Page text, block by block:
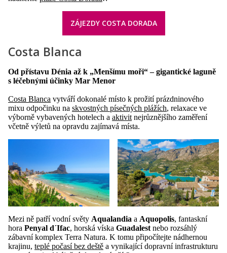
ZÁJEZDY COSTA DORADA
Costa Blanca
Od přístavu Dénia až k „Menšímu moři“ – gigantické laguně
s léčebnými účinky Mar Menor
Costa Blanca vytváří dokonalé místo k prožití prázdninového
mixu odpočinku na skvostných písečných plážích, relaxace ve
výborně vybavených hotelech a aktivit nejrůznějšího zaměření
včetně výletů na opravdu zajímavá místa.
Mezi ně patří vodní světy Aqualandia a Aquopolis, fantaskní
hora Penyal d´Ifac, horská víska Guadalest nebo rozsáhlý
zábavní komplex Terra Natura. K tomu připočítejte nádhernou
krajinu, teplé počasí bez deště a vynikající dopravní infrastrukturu